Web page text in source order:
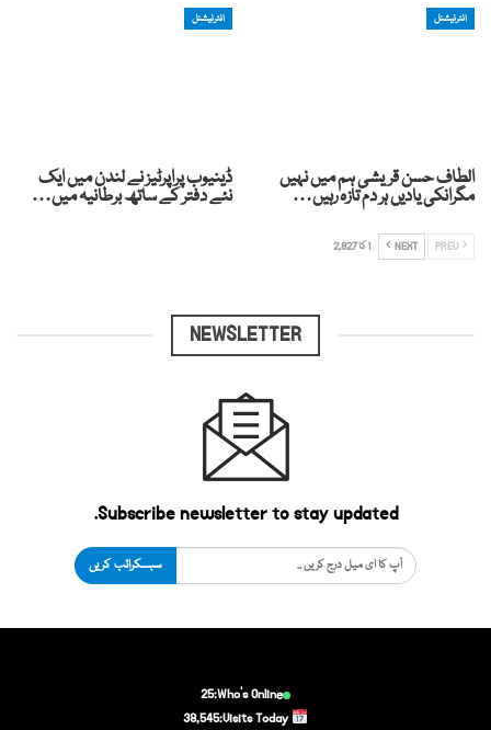
انٹرنیشنل
الطاف حسن قریشی ہم میں نہیں
مگرانکی یادیں ہر دم تازہ رہیں…
انٹرنیشنل
ڈینیوب پراپرٹیز نے لندن میں ایک
نئے دفتر کے ساتھ برطانیہ میں…
NEXT 1 کا 2,827
NEWSLETTER
Subscribe newsletter to stay updated.
سبسکرائب کریں
Who's Online:
25
Visits Today:
38,545